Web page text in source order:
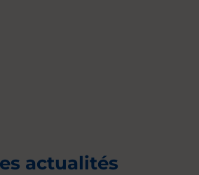
actualités